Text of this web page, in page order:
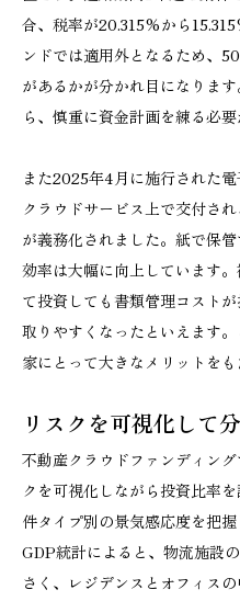
合、税率が20.315%から
ンドでは適用外となるため、
があるかが分かれ目になりま
ら、慎重に資金計画を練る必要
また2025年4月に施行された
クラウドサービス上で交付さ
が義務化されました。紙で保
効率は大幅に向上しています
て投資しても書類管理コスト
取りやすくなったといえます
家にとって大きなメリットをも
リスクを可視化して
不動産クラウドファンディン
クを可視化しながら投資比率
件タイプ別の景気感応度を把
GDP統計によると、物流施設
さく、レジデンスとオフィス